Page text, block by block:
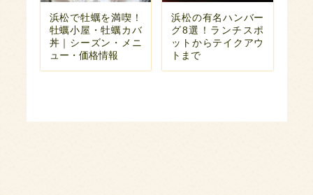
浜松で牡蠣を満喫！
牡蠣小屋・牡蠣カバ
丼｜シーズン・メニ
ュー・価格情報
浜松の有名ハンバー
グ8選！ランチスポ
ットからテイクアウ
トまで